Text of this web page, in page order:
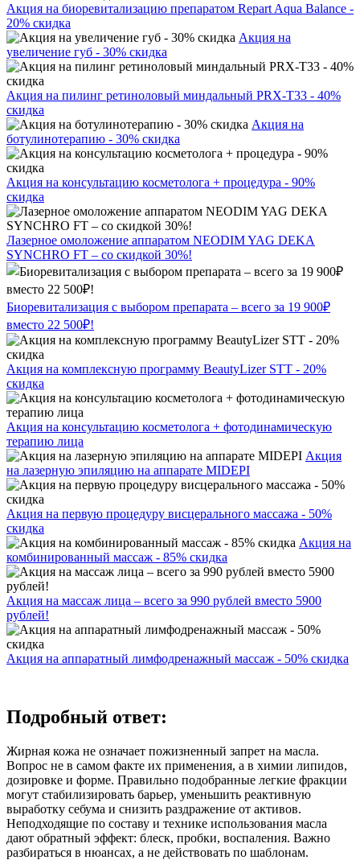
Акция на биоревитализацию препаратом Repart Aqua Balance -
20% скидка
Акция на
увеличение губ - 30% скидка
Акция на пилинг ретиноловый миндальный PRX-T33 - 40%
скидка
Акция на
ботулинотерапию - 30% скидка
Акция на консультацию косметолога + процедура - 90%
скидка
Лазерное омоложение аппаратом NEODIM YAG DEKA
SYNCHRO FT – со скидкой 30%!
Биоревитализация с выбором препарата – всего за 19 900₽
вместо 22 500₽!
Акция на комплексную программу BeautyLizer STT - 20%
скидка
Акция на консультацию косметолога + фотодинамическую
терапию лица
Акция
на лазерную эпиляцию на аппарате MIDEPI
Акция на первую процедуру висцерального массажа - 50%
скидка
Акция на
комбинированный массаж - 85% скидка
Акция на массаж лица – всего за 990 рублей вместо 5900
рублей!
Акция на аппаратный лимфодренажный массаж - 50% скидка
Подробный ответ:
Жирная кожа не означает пожизненный запрет на масла.
Вопрос не в самом факте их применения, а в химии липидов,
дозировке и форме. Правильно подобранные легкие фракции
могут стабилизировать барьер, уменьшить реактивную
выработку себума и снизить раздражение от активов.
Неподходящие по составу и технике использования масла
дают обратный эффект: блеск, пробки, воспаления. Важно
разбираться в нюансах, а не действовать по шаблонам.